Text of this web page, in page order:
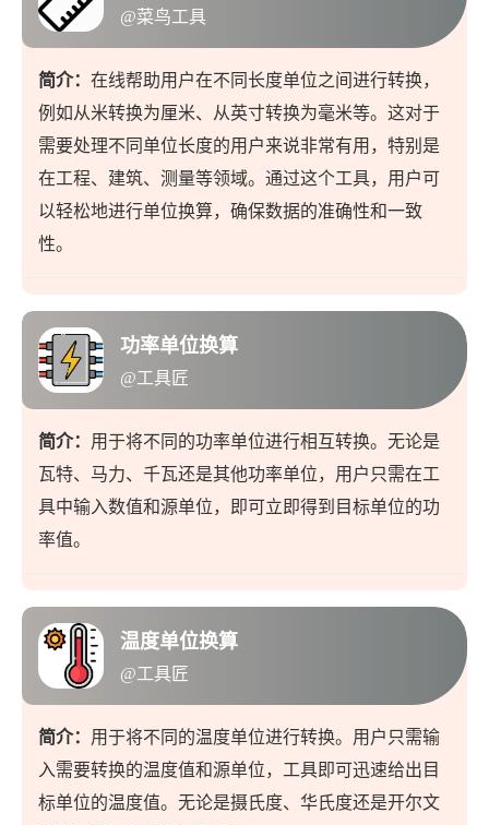
@菜鸟工具
简介： 在线帮助用户在不同长度单位之间进行转换，
例如从米转换为厘米、从英寸转换为毫米等。这对于
需要处理不同单位长度的用户来说非常有用，特别是
在工程、建筑、测量等领域。通过这个工具，用户可
以轻松地进行单位换算，确保数据的准确性和一致
性。
功率单位换算
@工具匠
简介： 用于将不同的功率单位进行相互转换。无论是
瓦特、马力、千瓦还是其他功率单位，用户只需在工
具中输入数值和源单位，即可立即得到目标单位的功
率值。
温度单位换算
@工具匠
简介： 用于将不同的温度单位进行转换。用户只需输
入需要转换的温度值和源单位，工具即可迅速给出目
标单位的温度值。无论是摄氏度、华氏度还是开尔文